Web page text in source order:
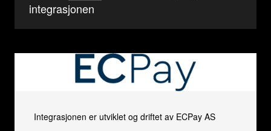
integrasjonen
Integrasjonen er utviklet og driftet av ECPay AS